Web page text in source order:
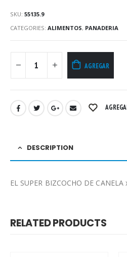
SKU: 55135.9
CATEGORIES: ALIMENTOS, PANADERIA
AGREGAR
DESCRIPTION
EL SUPER BIZCOCHO DE CANELA
RELATED PRODUCTS